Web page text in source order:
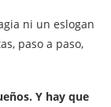
ni un eslogan
paso a paso,
Y hay que